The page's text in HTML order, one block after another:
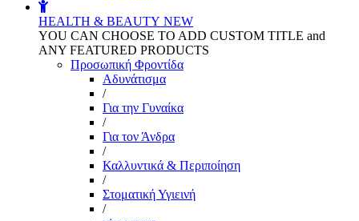
HEALTH & BEAUTY NEW
YOU CAN CHOOSE TO ADD CUSTOM TITLE and
ANY FEATURED PRODUCTS
Προσωπική Φροντίδα
Αδυνάτισμα
/
Για την Γυναίκα
/
Για τον Άνδρα
/
Καλλυντικά & Περιποίηση
/
Στοματική Υγιεινή
/